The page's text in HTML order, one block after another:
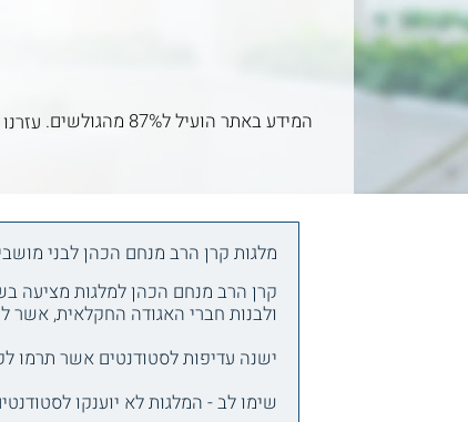
המידע באתר הועיל ל87% מהגולשים.
מלגות קרן הרב מנחם הכהן לבני
ולבנות חברי האגודה החקלאית, אשר
ישנה עדיפות לסטודנטים אשר תרמו
שימו לב - המלגות לא יוענקו